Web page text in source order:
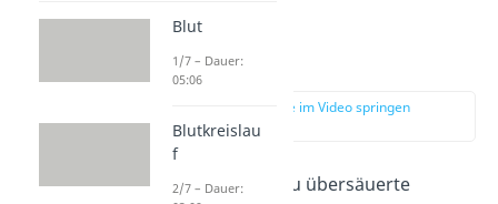
Laktattest
zur Stelle im Video springen
(02:09)
Aber wie kannst du übersäuerte
Blut
1/7 – Dauer:
05:06
Blutkreislau
f
2/7 – Dauer: